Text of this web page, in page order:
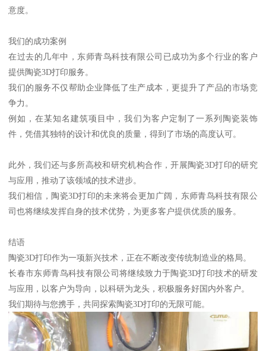
意度。
我们的成功案例
在过去的几年中，东师青鸟科技有限公司已成功为多个行业的客户
提供陶瓷3D打印服务。
我们的服务不仅帮助企业降低了生产成本，更提升了产品的市场竞
争力。
例如，在某知名建筑项目中，我们为客户定制了一系列陶瓷装饰
件，凭借其独特的设计和优良的质量，得到了市场的高度认可。
此外，我们还与多所高校和研究机构合作，开展陶瓷3D打印的研究
与应用，推动了该领域的技术进步。
我们相信，陶瓷3D打印的未来将会更加广阔，东师青鸟科技有限公
司也将继续发挥自身的技术优势，为更多客户提供优质的服务。
结语
陶瓷3D打印作为一项新兴技术，正在不断改变传统制造业的格局。
长春市东师青鸟科技有限公司将继续致力于陶瓷3D打印技术的研发
与应用，以客户为导向，以科研为龙头，积极服务好国内外客户。
我们期待与您携手，共同探索陶瓷3D打印的无限可能。